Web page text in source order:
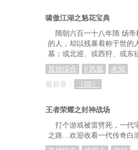
啸傲江湖之魁花宝典
隋朝六百一十八年隋 炀
的人，却以残暴着称于世的
墓；或北巡、或西狩、或东
其他综合
F凤凰
未知
最新章：
（05）
王者荣耀之封神战场
打个游戏被雷劈死，一
之路…欢迎收看一代传奇白